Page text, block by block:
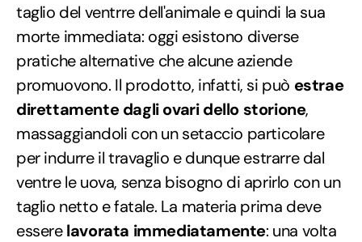
taglio del ventrre dell'animale e quindi la sua
morte immediata: oggi esistono diverse
pratiche alternative che alcune aziende
promuovono. Il prodotto, infatti, si può estrae
direttamente dagli ovari dello storione,
massaggiandoli con un setaccio particolare
per indurre il travaglio e dunque estrarre dal
ventre le uova, senza bisogno di aprirlo con un
taglio netto e fatale. La materia prima deve
esserelavorata immediatamente: una volta